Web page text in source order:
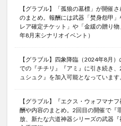
【グラブル】「孤狼の墓標」が開催
のまとめ。報酬には武器「焚身怨甲
レア確定チケット」や「金緩の贈り
年8月末シナリオイベント）
【グラブル】四象降臨（2024年8月
での『チチリ』『アミ』に引き続き
ュシュク』を加入可能となっています
【グラブル】『エクス・ウォフマナ
酬や内容のまとめ。2回目の開催で『
放、新たな六道神器シリーズの武器